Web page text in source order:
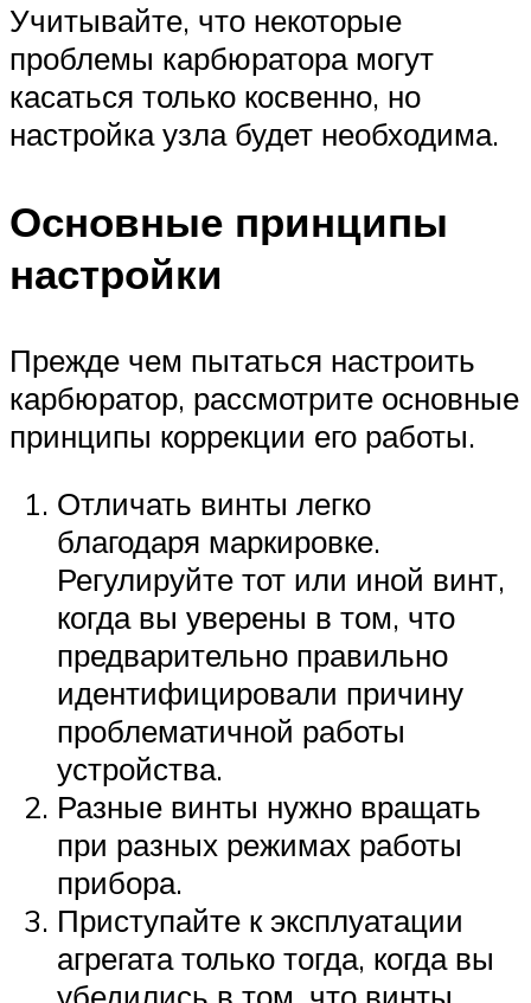
Учитывайте, что некоторые
проблемы карбюратора могут
касаться только косвенно, но
настройка узла будет необходима.
Основные принципы
настройки
Прежде чем пытаться настроить
карбюратор, рассмотрите основные
принципы коррекции его работы.
Отличать винты легко
благодаря маркировке.
Регулируйте тот или иной винт,
когда вы уверены в том, что
предварительно правильно
идентифицировали причину
проблематичной работы
устройства.
Разные винты нужно вращать
при разных режимах работы
прибора.
Приступайте к эксплуатации
агрегата только тогда, когда вы